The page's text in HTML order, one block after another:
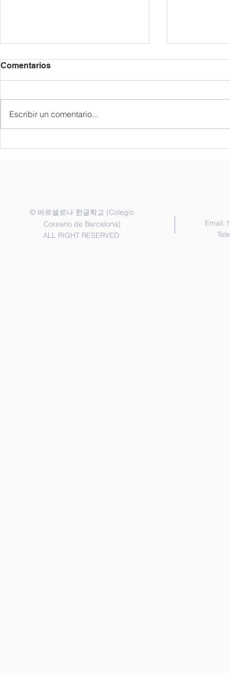
종업식 및 졸업식
Comentarios
Escribir un comentario...
© 바르셀로나 한글학교 (Colegio
Coreano de Barcelona)
ALL RIGHT RESERVED.
Email: